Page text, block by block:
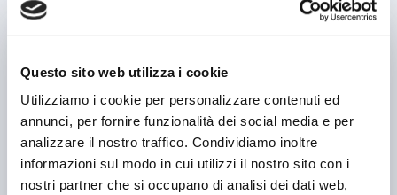
Questo sito web utilizza i cookie
Utilizziamo i cookie per personalizzare contenuti ed
annunci, per fornire funzionalità dei social media e per
analizzare il nostro traffico. Condividiamo inoltre
informazioni sul modo in cui utilizzi il nostro sito con i
nostri partner che si occupano di analisi dei dati web,